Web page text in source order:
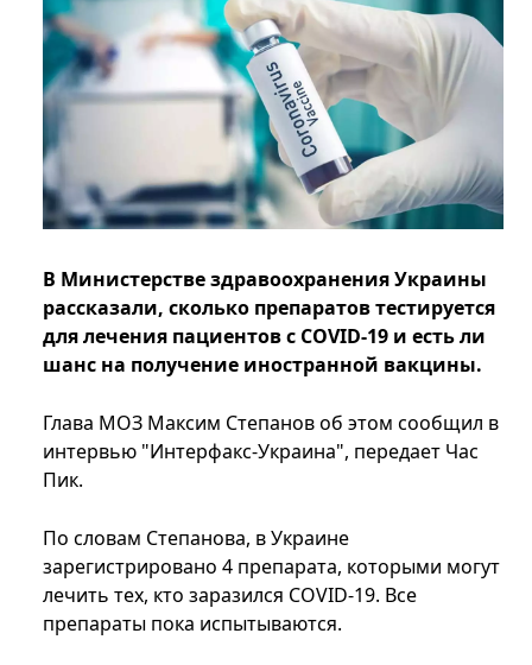
В Министерстве здравоохранения Украины
рассказали, сколько препаратов тестируется
для лечения пациентов с COVID-19 и есть ли
шанс на получение иностранной вакцины.
Глава МОЗ Максим Степанов об этом сообщил в
интервью "Интерфакс-Украина", передает Час
Пик.
По словам Степанова, в Украине
зарегистрировано 4 препарата, которыми могут
лечить тех, кто заразился COVID-19. Все
препараты пока испытываются.